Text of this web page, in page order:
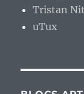
Tristan
uTux